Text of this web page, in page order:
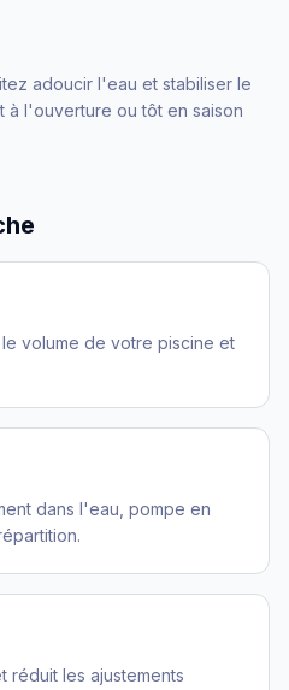
adoucir l'eau et stabiliser le
à l'ouverture ou tôt en saison
volume de votre piscine et
dans l'eau, pompe en
réduit les ajustements